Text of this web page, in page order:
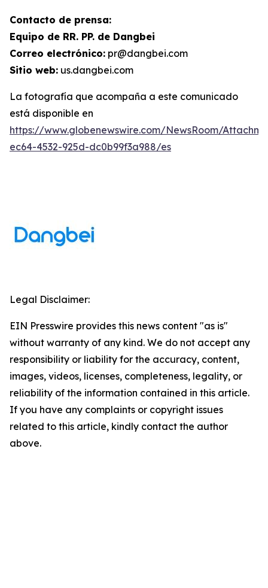
Contacto de prensa:
Equipo de RR. PP. de Dangbei
Correo electrónico: pr@dangbei.com
Sitio web: us.dangbei.com
La fotografía que acompaña a este comunicado
está disponible en
https://www.globenewswire.com/NewsRoom/
ec64-4532-925d-dc0b99f3a988/es
Legal Disclaimer:
EIN Presswire provides this news content "as is"
without warranty of any kind. We do not accept any
responsibility or liability for the accuracy, content,
images, videos, licenses, completeness, legality, or
reliability of the information contained in this article.
If you have any complaints or copyright issues
related to this article, kindly contact the author
above.